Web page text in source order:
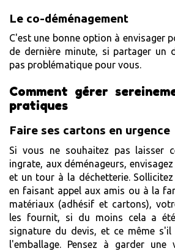
Le co-déménagement
C'est une bonne option à envisager
de dernière minute, si partager un
pas problématique pour vous.
Comment gérer
pratiques
Faire ses cartons en urgence
Si vous ne souhaitez pas laisser
ingrate, aux déménageurs,
et un tour à la déchetterie.
en faisant appel aux amis ou à la
matériaux (adhésif et cartons),
les fournit, si du moins cela a
signature du devis, et ce même
l'emballage. Pensez à garder